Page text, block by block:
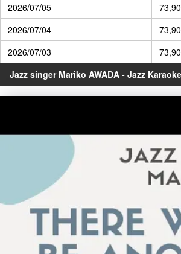
2026/07/05
2026/07/04
2026/07/03
Jazz singer Mariko AWADA - Jazz